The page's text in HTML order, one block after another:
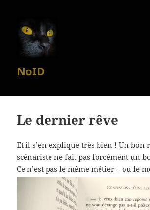
NoID
Le dernier rêve
Et il s’en explique très bien ! Un bon
scénariste ne fait pas forcément un
Ce n’est pas le même métier – ou le